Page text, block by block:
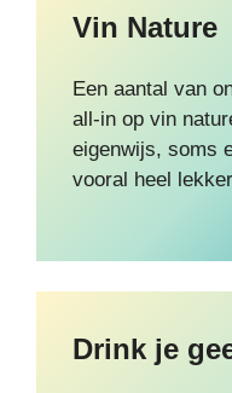
Vin Nature
Een aantal van
all-in op vin
eigenwijs, soms
vooral heel
Drink je